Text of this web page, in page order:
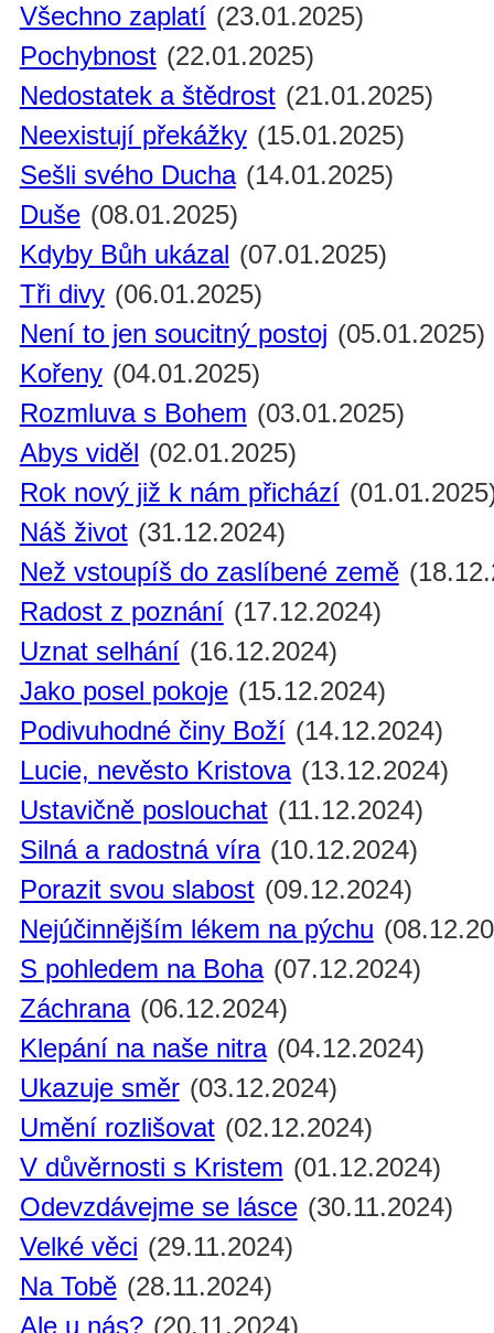
Všechno zaplatí (23.01.2025)
Pochybnost (22.01.2025)
Nedostatek a štědrost (21.01.2025)
Neexistují překážky (15.01.2025)
Sešli svého Ducha (14.01.2025)
Duše (08.01.2025)
Kdyby Bůh ukázal (07.01.2025)
Tři divy (06.01.2025)
Není to jen soucitný postoj (05.01.2025)
Kořeny (04.01.2025)
Rozmluva s Bohem (03.01.2025)
Abys viděl (02.01.2025)
Rok nový již k nám přichází
Náš život (31.12.2024)
Než vstoupíš do zaslíbené země
Radost z poznání (17.12.2024)
Uznat selhání (16.12.2024)
Jako posel pokoje (15.12.2024)
Podivuhodné činy Boží (14.12.2024)
Lucie, nevěsto Kristova (13.12.2024)
Ustavičně poslouchat (11.12.2024)
Silná a radostná víra (10.12.2024)
Porazit svou slabost (09.12.2024)
Nejúčinnějším lékem na pýchu
S pohledem na Boha (07.12.2024)
Záchrana (06.12.2024)
Klepání na naše nitra (04.12.2024)
Ukazuje směr (03.12.2024)
Umění rozlišovat (02.12.2024)
V důvěrnosti s Kristem (01.12.2024)
Odevzdávejme se lásce (30.11.2024)
Velké věci (29.11.2024)
Na Tobě (28.11.2024)
Ale u nás? (20.11.2024)